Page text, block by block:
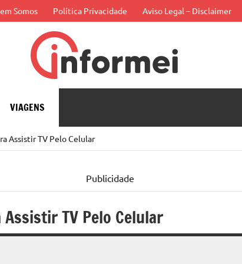
Somos Política Privacidade Aviso Legal – Disclaimer
VIAGENS
Assistir TV Pelo Celular
Publicidade
TV Pelo Celular